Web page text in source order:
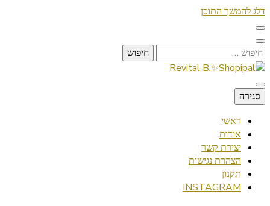
דלג להמשך התוכן
חיפוש:
Revital B.✨Shopipal
Lifestyle ✦ Beauty ✦ Vegan ✦ Travel
סגירה
ראשי
אודות
יצירת קשר
הצהרת נגישות
תקנון
INSTAGRAM